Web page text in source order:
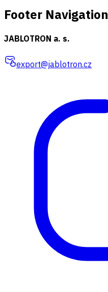
Footer Navigation
JABLOTRON a. s.
export@jablotron.cz